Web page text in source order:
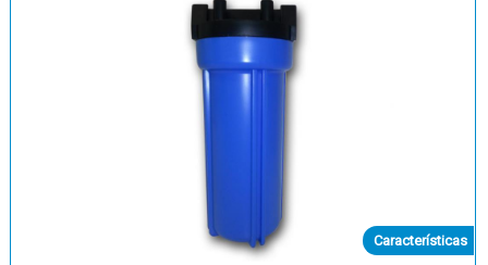
Características